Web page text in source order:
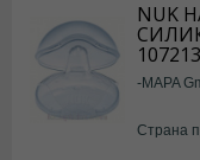
NUK
-MAPA
Страна